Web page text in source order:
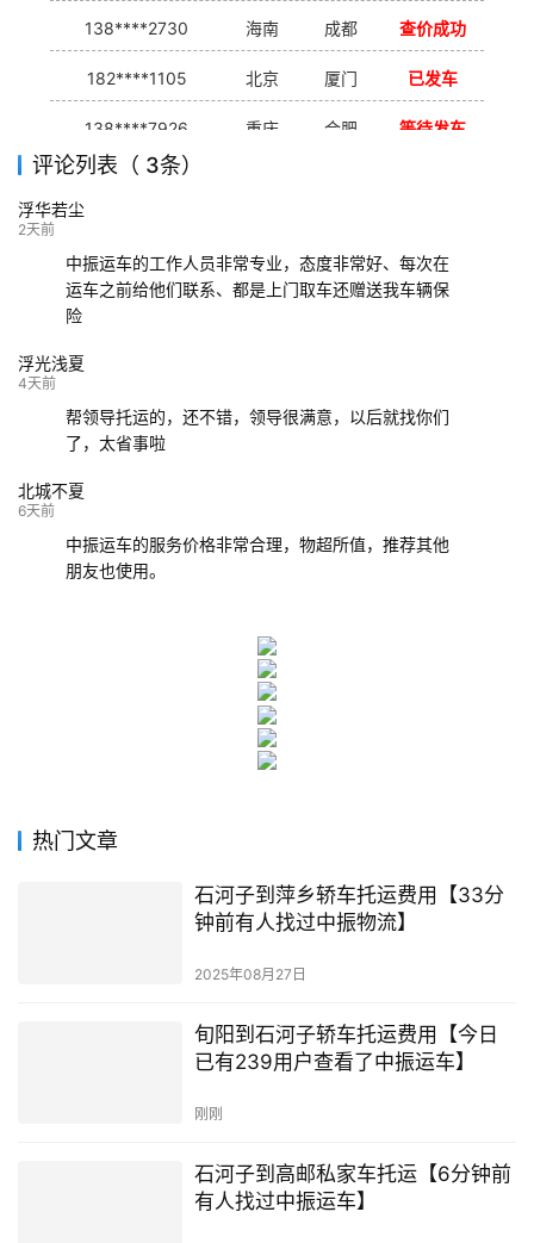
138****2730 海南 成都 查价成功
182****1105 北京 厦门 已发车
138****7926 重庆 合肥 等待发车
139****9233
评论列表（ 3条）
浮华若尘
2天前
中振运车的工作人员非常专业，态度非常好、每次在
运车之前给他们联系、都是上门取车还赠送我车辆保
险
浮光浅夏
4天前
帮领导托运的，还不错，领导很满意，以后就找你们
了，太省事啦
北城不夏
6天前
中振运车的服务价格非常合理，物超所值，推荐其他
朋友也使用。
热门文章
石河子到萍乡轿车托运费用【33分
钟前有人找过中振物流】
2025年08月27日
旬阳到石河子轿车托运费用【今日
已有239用户查看了中振运车】
刚刚
石河子到高邮私家车托运【6分钟前
有人找过中振运车】